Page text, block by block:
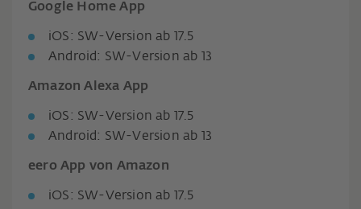
Google Home App
iOS: SW-Version ab 17.5
Android: SW-Version ab 13
Amazon Alexa App
iOS: SW-Version ab 17.5
Android: SW-Version ab 13
eero App von Amazon
iOS: SW-Version ab 17.5